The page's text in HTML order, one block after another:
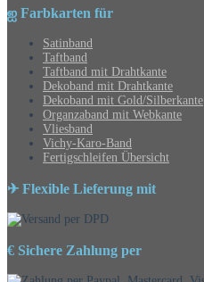
ஐ Farbkarten für
Satinband
Taftband
Taftband mit Drahtkante
Dekoband mit Drahtkante
Dekoband mit Gold/Silberkante
Organzaband mit Webkante
Vliesband
Vichy-Karo-Band
Fertigschleifen Übersicht
✈ Flexible Lieferung mit
€ Sichere Zahlung per